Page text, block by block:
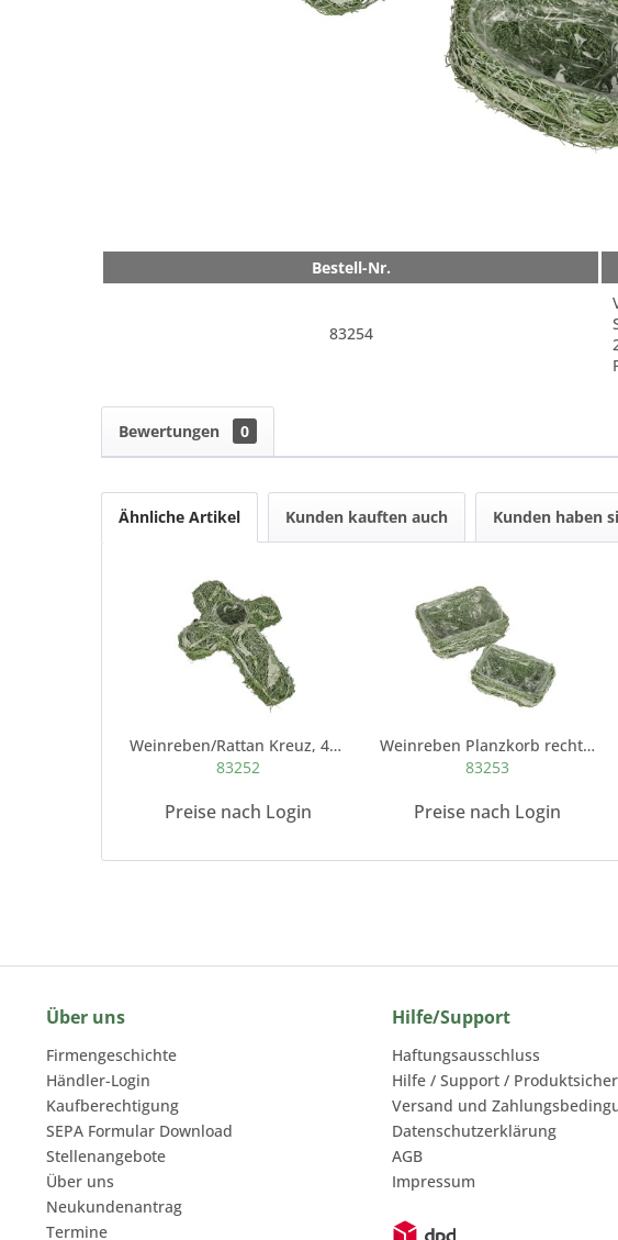
Bestell-Nr.
83254
Bewertungen 0
Ähnliche Artikel Kunden kauften auch Kunden haben
Weinreben/Rattan Kreuz, 40x3022 cm grün/weiß antik
83252
Preise nach Login
Weinreben Planzkorb rechteckig, Set/2 grün/weiß...
83253
Preise nach Login
Über uns
Firmengeschichte
Händler-Login
Kaufberechtigung
SEPA Formular Download
Stellenangebote
Über uns
Neukundenantrag
Termine
Hilfe/Support
Haftungsausschluss
Hilfe / Support /
Versand und
Datenschutzerklärung
AGB
Impressum